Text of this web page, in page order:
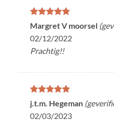
Gewaardeerd
5 uit 5
Margret V moorsel
02/12/2022
Prachtig!!
Gewaardeerd
5uit 5
j.t.m. Hegeman
02/03/2023